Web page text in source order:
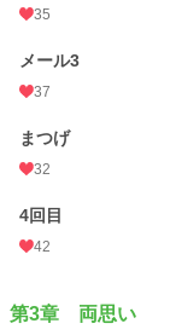
35
メール3
37
まつげ
32
4回目
42
第3章 両思い